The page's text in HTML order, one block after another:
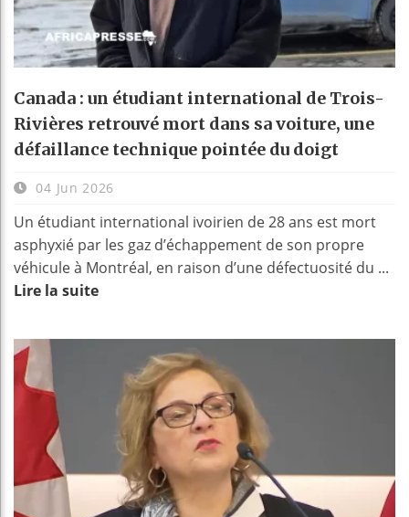
Canada : un étudiant international de Trois-
Rivières retrouvé mort dans sa voiture, une
défaillance technique pointée du doigt
04 Jun 2026
Un étudiant international ivoirien de 28 ans est mort
asphyxié par les gaz d’échappement de son propre
véhicule à Montréal, en raison d’une défectuosité du ...
Lire la suite